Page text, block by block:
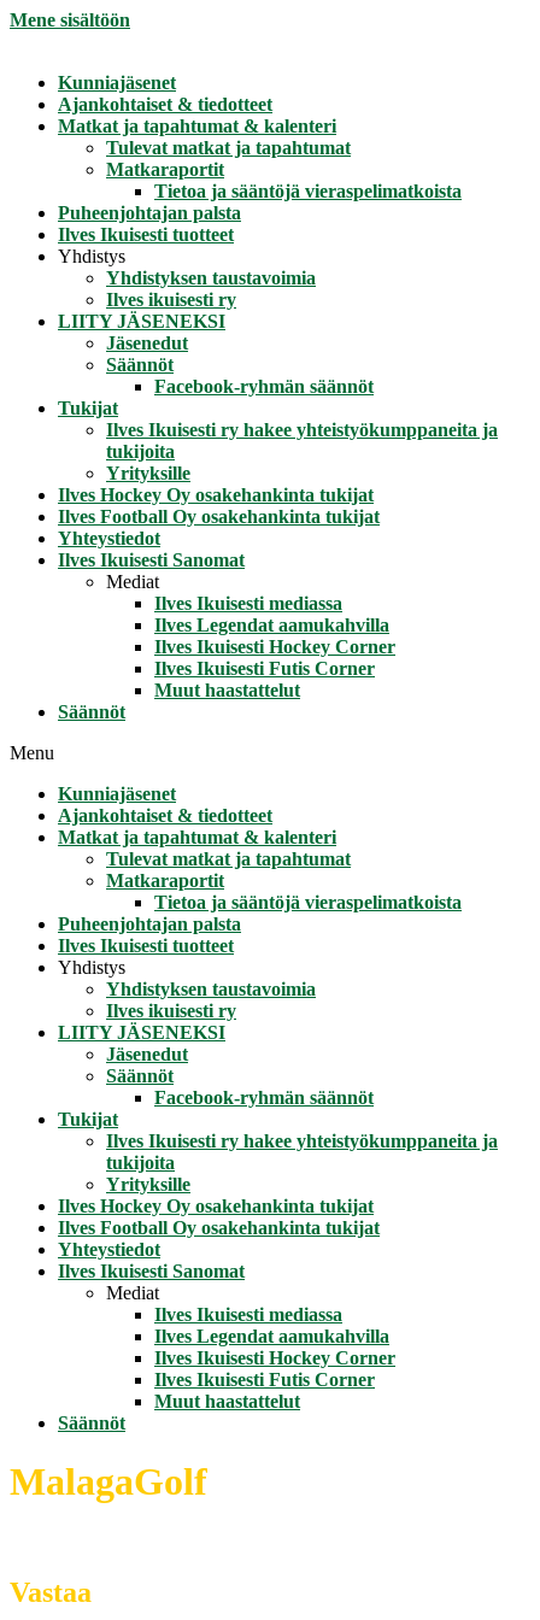
Mene sisältöön
Kunniajäsenet
Ajankohtaiset & tiedotteet
Matkat ja tapahtumat & kalenteri
Tulevat matkat ja tapahtumat
Matkaraportit
Tietoa ja sääntöjä vieraspelimatkoista
Puheenjohtajan palsta
Ilves Ikuisesti tuotteet
Yhdistys
Yhdistyksen taustavoimia
Ilves ikuisesti ry
LIITY JÄSENEKSI
Jäsenedut
Säännöt
Facebook-ryhmän säännöt
Tukijat
Ilves Ikuisesti ry hakee yhteistyökumppaneita ja
tukijoita
Yrityksille
Ilves Hockey Oy osakehankinta tukijat
Ilves Football Oy osakehankinta tukijat
Yhteystiedot
Ilves Ikuisesti Sanomat
Mediat
Ilves Ikuisesti mediassa
Ilves Legendat aamukahvilla
Ilves Ikuisesti Hockey Corner
Ilves Ikuisesti Futis Corner
Muut haastattelut
Säännöt
Menu
Kunniajäsenet
Ajankohtaiset & tiedotteet
Matkat ja tapahtumat & kalenteri
Tulevat matkat ja tapahtumat
Matkaraportit
Tietoa ja sääntöjä vieraspelimatkoista
Puheenjohtajan palsta
Ilves Ikuisesti tuotteet
Yhdistys
Yhdistyksen taustavoimia
Ilves ikuisesti ry
LIITY JÄSENEKSI
Jäsenedut
Säännöt
Facebook-ryhmän säännöt
Tukijat
Ilves Ikuisesti ry hakee yhteistyökumppaneita ja
tukijoita
Yrityksille
Ilves Hockey Oy osakehankinta tukijat
Ilves Football Oy osakehankinta tukijat
Yhteystiedot
Ilves Ikuisesti Sanomat
Mediat
Ilves Ikuisesti mediassa
Ilves Legendat aamukahvilla
Ilves Ikuisesti Hockey Corner
Ilves Ikuisesti Futis Corner
Muut haastattelut
Säännöt
MalagaGolf
Vastaa